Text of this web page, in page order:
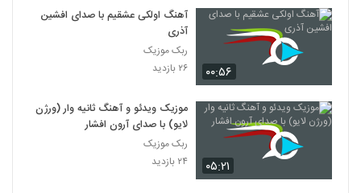
357
دانلود آهنگ یاسر ملک به من پشت کردی
۵۷۴ بازدید
دانلود آهنگ علی سفلی جذاب
دانلود آهنگ منه بی قرارو از امیرحسین
۰۰:۵۶
آهنگ اولکی عشقیم با صدای افشین
آذری
ربک موزیک
۲۶ بازدید
۰۵:۲۱
موزیک ویدئو و آهنگ ثانیه وار (ورژن
لایو) با صدای آرون افشار
ربک موزیک
۲۴ بازدید